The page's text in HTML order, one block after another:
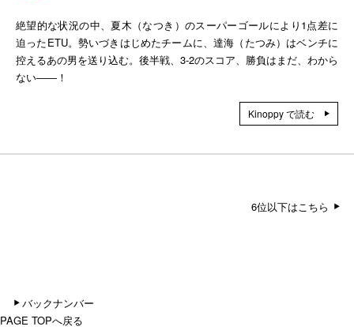
絶望的な状況の中、夏木（なつき）のスーパーゴールにより1点差に
迫ったETU。勢いづきはじめたチームに、達海（たつみ）はベンチに
控えるあの男を送り込む。後半戦、3-2のスコア、勝負はまだ、わから
ない――！
Kinoppy で読む
6位以下はこちら
バックナンバー
PAGE TOPへ戻る